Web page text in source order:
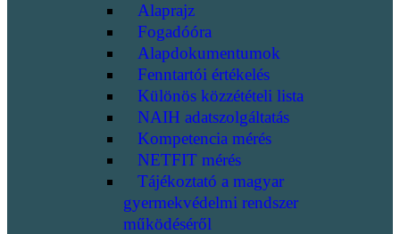
Alaprajz
Fogadóóra
Alapdokumentumok
Fenntartói értékelés
Különös közzétételi lista
NAIH adatszolgáltatás
Kompetencia mérés
NETFIT mérés
Tájékoztató a magyar
gyermekvédelmi rendszer
működéséről